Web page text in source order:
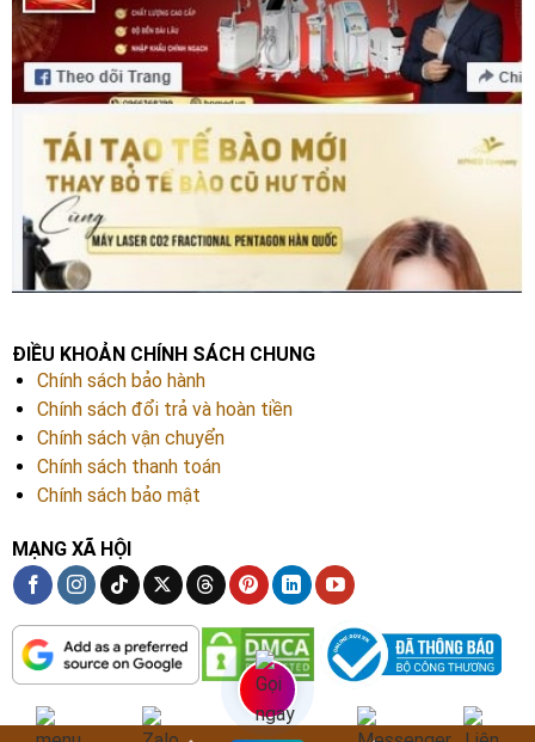
ĐIỀU KHOẢN CHÍNH SÁCH CHUNG
Chính sách bảo hành
Chính sách đổi trả và hoàn tiền
Chính sách vận chuyển
Chính sách thanh toán
Chính sách bảo mật
MẠNG XÃ HỘI